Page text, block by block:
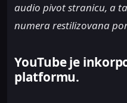
audio pivot stranicu, a
numera restilizovana
YouTube je
platformu.